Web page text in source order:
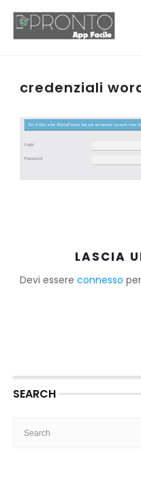
credenziali
LASCIA
Devi essere connesso
SEARCH